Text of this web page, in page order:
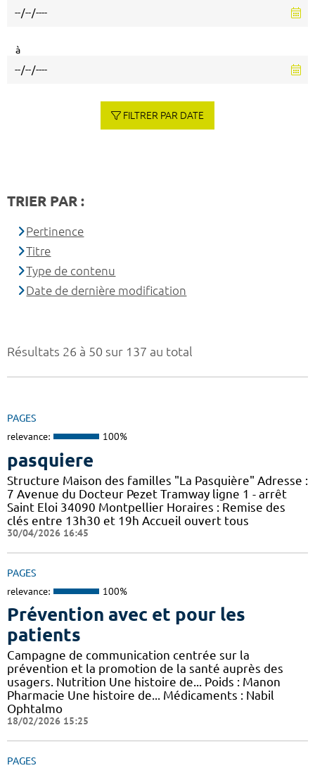
Résultats 26 à 50 sur 137 au total
PAGES
relevance: 100%
pasquiere
Structure Maison des familles "La Pasquière" Adresse :
7 Avenue du Docteur Pezet Tramway ligne 1 - arrêt
Saint Eloi 34090 Montpellier Horaires : Remise des
clés entre 13h30 et 19h Accueil ouvert tous
30/04/2026 16:45
PAGES
relevance: 100%
Prévention avec et pour les
patients
Campagne de communication centrée sur la
prévention et la promotion de la santé auprès des
usagers. Nutrition Une histoire de... Poids : Manon
Pharmacie Une histoire de... Médicaments : Nabil
Ophtalmo
18/02/2026 15:25
PAGES
à
FILTRER PAR DATE
TRIER PAR :
Pertinence
Titre
Type de contenu
Date de dernière modification